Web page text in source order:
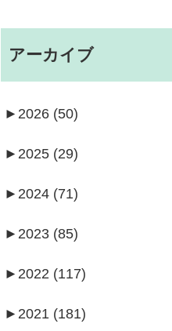
アーカイブ
► 2026 (50)
► 2025 (29)
► 2024 (71)
► 2023 (85)
► 2022 (117)
► 2021 (181)